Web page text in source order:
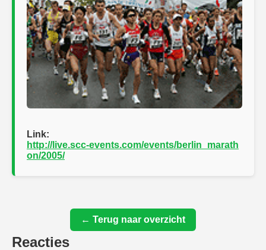
Link:
http://live.scc-events.com/events/berlin_marath
on/2005/
← Terug naar overzicht
Reacties